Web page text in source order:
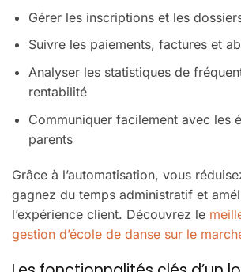
Gérer les inscriptions et les
Suivre les paiements, factures et
Analyser les statistiques de
rentabilité
Communiquer facilement avec les
parents
Grâce à l’automatisation, vous
gagnez du temps administratif et
l’expérience client. Découvrez le
gestion d’école de danse sur le